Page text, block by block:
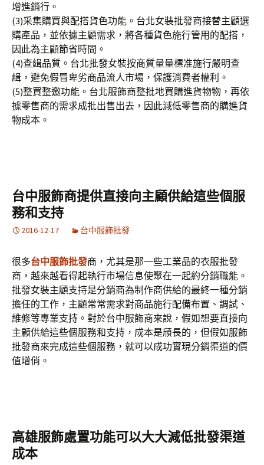
增進銷行。
(3)采集購買與配搭貨色功能。台北女裝批發商接替主顧選
購產品，並依據主顧需求，將各種貨色施行管用的配搭，
因此為主顧節省時間。
(4)查緝品質。台北批發女裝按商質量量標准施行嚴明查
緝，避免假冒卑劣商品流人市場，保護消費者權利。
(5)整買整邀功能。台北服飾商整批地買購進貨物物，再依
據零售商的需求成批出售出去，因此減低零售商的購進貨
物成本。
台中服飾商提供直接向主顧供給這些個服
務和支持
2016-12-17 台中服飾批發
很多台中服飾批發商，尤其是那一些工業品的衣服批發
商，越來越看得起執行市場信息使聚在一起約分銷職能。
批發女裝主顧支持是分銷商為制作商供給的最終一種分銷
擔任的工作，主顧常常需求對商品施行配備布置、調試、
維修等專業支持。對於台中服飾商來說，假如想要直接向
主顧供給這些個服務和支持，成本是頎長的，但假如服飾
批發商來完成這些個服務，就可以成功實現分銷渠道的價
值增俏。
高雄服飾處置功能可以大大減低批發渠道
成本